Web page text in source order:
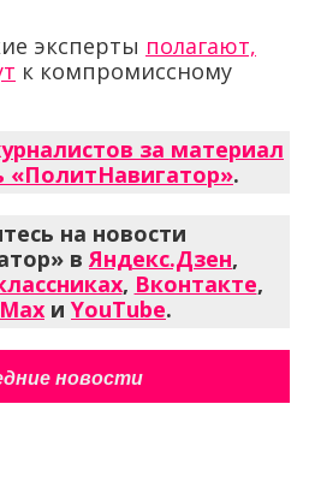
эксперты полагают,
к компромиссному
за материал
«ПолитНавигатор».
на новости
вЯндекс.Дзен,
, Вконтакте,
Max и YouTube.
новости